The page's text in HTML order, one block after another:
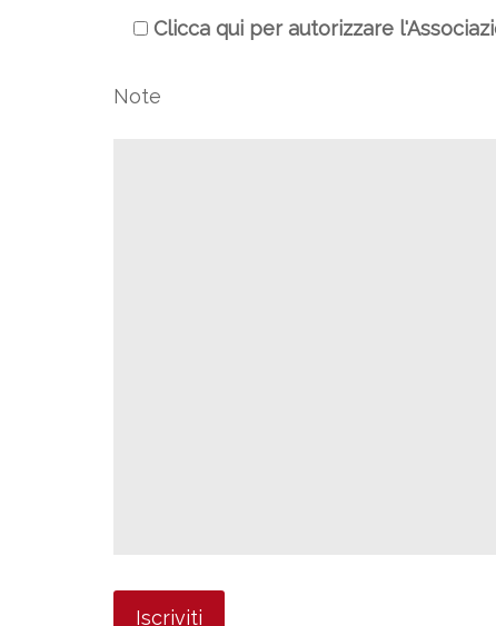
Clicca qui per autorizzare
Note